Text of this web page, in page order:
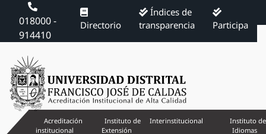
018000 -
914410
Directorio
Índices de
transparencia
Participa
Acreditación
institucional
Instituto de
Extensión
Interinstitucional
Instituto de
Idiomas